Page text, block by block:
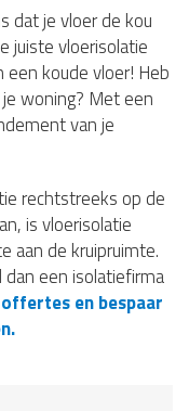
dat je vloer de kou
juiste vloerisolatie
koude vloer! Heb
woning? Met een
van je
rechtstreeks op de
is vloerisolatie
aan de kruipruimte.
dan een isolatiefirma
en bespaar